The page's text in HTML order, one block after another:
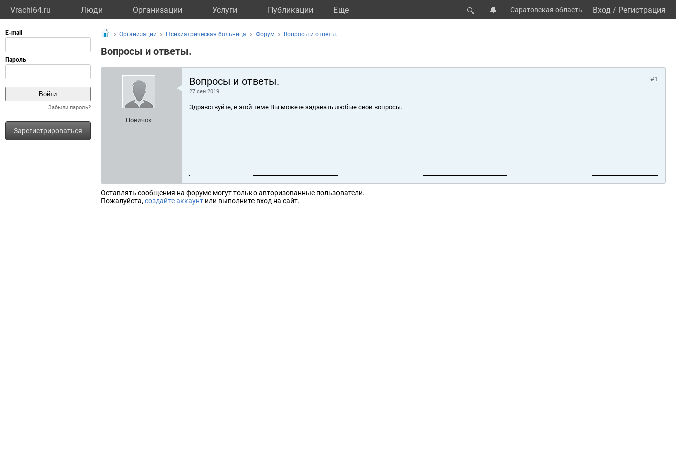
Vrachi64.ru Люди Организации Услуги Публикации Eще 🔍 🔔 Саратовская область Вход / Регистрация
Забыли пароль?
Зарегистрироваться
Организации Психиатрическая больница Форум Вопросы и ответы.
Вопросы и ответы.
Новичок
Вопросы и ответы.
27 сен 2019
#1
Здравствуйте, в этой теме Вы можете задавать любые свои вопросы.
Оставлять сообщения на форуме могут только авторизованные пользователи.
Пожалуйста, создайте аккаунт или выполните вход на сайт.